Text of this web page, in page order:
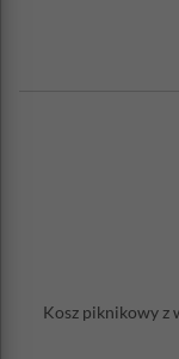
Kosz piknikowy z